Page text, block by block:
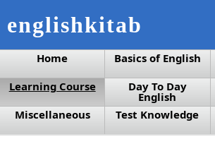
englishkitab
Home Basics of English
Learning Course
Day To Day
English
Miscellaneous
Test Knowledge